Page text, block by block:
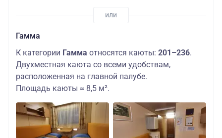
Гамма
К категории Гамма относятся каюты: 201–236.
Двухместная каюта со всеми удобствам,
расположенная на главной палубе.
Площадь каюты ≈ 8,5 м².